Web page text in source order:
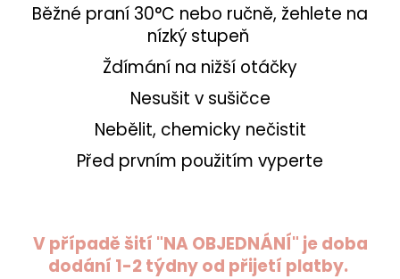
Běžné praní 30°C nebo ručně, žehlete na
nízký stupeň
Ždímání na nižší otáčky
Nesušit v sušičce
Nebělit, chemicky nečistit
Před prvním použitím vyperte
V případě šití "NA OBJEDNÁNÍ" je doba
dodání 1-2 týdny od přijetí platby.